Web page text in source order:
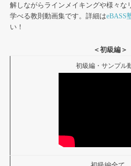
解しながらラインメイキングや様々な
学べる教則動画集です。詳細はeBASS
い！
＜初級編＞
初級編・サンプル